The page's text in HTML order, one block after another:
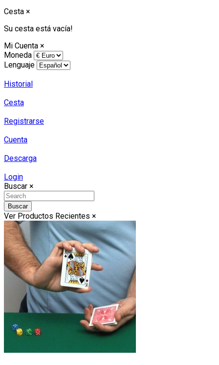
Cesta ×
Su cesta está vacía!
Mi Cuenta ×
Moneda
Lenguaje
Historial
Cesta
Registrarse
Cuenta
Descarga
Login
Buscar ×
Buscar
Ver Productos Recientes ×